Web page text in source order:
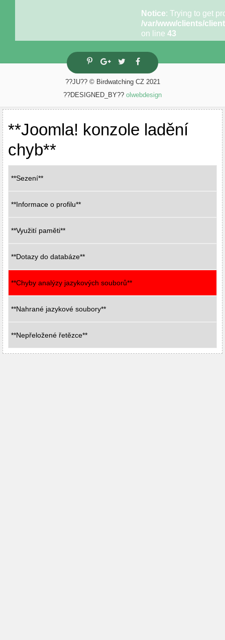
Notice: Trying to get
/var/www/clients/
on line 43
??JU?? © Birdwatching CZ 2021
??DESIGNED_BY?? olwebdesign
**Joomla! konzole ladění
chyb**
**Sezení**
**Informace o profilu**
**Využití paměti**
**Dotazy do databáze**
**Chyby analýzy jazykových souborů**
**Nahrané jazykové soubory**
**Nepřeložené řetězce**